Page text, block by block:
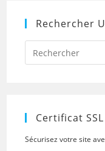
Rechercher
Certificat SSL
Sécurisez votre site